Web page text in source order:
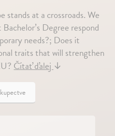
stands at a crossroads. We
Degree respond
needs?; Does it
traits that will strengthen
Čítať ďalej↓